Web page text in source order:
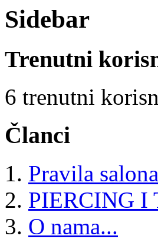
Sidebar
Trenutni
6 trenutni
Članci
Pravila salona
PIERCING I
O nama...